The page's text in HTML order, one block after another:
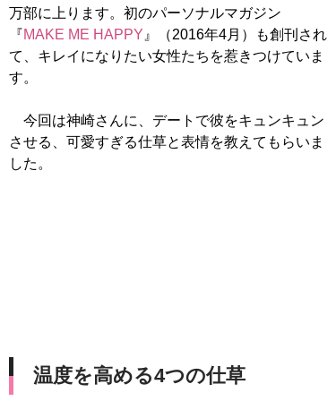
万部に上ります。初のパーソナルマガジン
『MAKE ME HAPPY 』（2016年4月）も創刊され
て、キレイになりたい女性たちを惹きつけていま
す。
今回は神崎さんに、デートで彼をキュンキュン
させる、可愛すぎる仕草と表情を教えてもらいま
した。
温度を高める4つの仕草